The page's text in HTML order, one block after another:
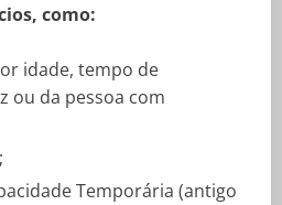
como:
idade, tempo de
ou da pessoa com
Temporária (antigo